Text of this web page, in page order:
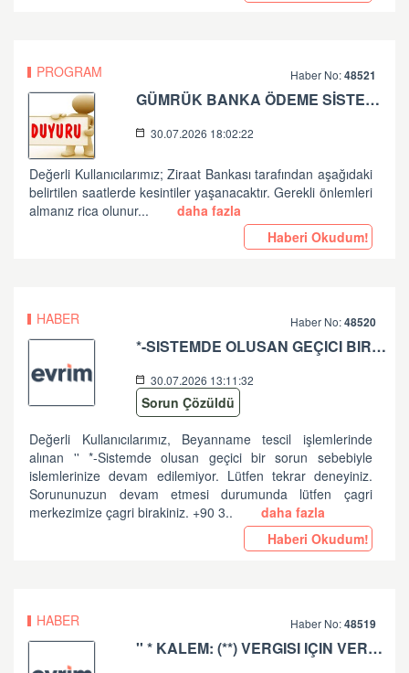
PROGRAM Haber No:48521
GÜMRÜK BANKA ÖDEME SİSTEMLERİ ZİRAAT BANKASI PLANLI ÇALIŞMA HK
30.07.2026 18:02:22
Değerli Kullanıcılarımız; Ziraat Bankası tarafından aşağıdaki
belirtilen saatlerde kesintiler yaşanacaktır. Gerekli önlemleri
almanız rica olunur...
daha fazla
Haberi Okudum!
HABER Haber No:48520
*-SISTEMDE OLUSAN GEÇICI BIR SORUN SEBEBIYLE ISLEMLERINIZE DEVAM EDILEMIYOR. LÜTFEN TEKRAR DENEYINIZ. SORUNUNUZUN DEVAM ETMESI DURUMUNDA LÜTFEN ÇAGRI MERKEZIMIZE ÇAGRI BIRAKINIZ. +90 312 444 84 82 '' HATASI HK
30.07.2026 13:11:32
Sorun Çözüldü
Değerli Kullanıcılarımız, Beyanname tescil işlemlerinde
alınan '' *-Sistemde olusan geçici bir sorun sebebiyle
islemlerinize devam edilemiyor. Lütfen tekrar deneyiniz.
Sorununuzun devam etmesi durumunda lütfen çagri
merkezimize çagri birakiniz. +90 3..
daha fazla
Haberi Okudum!
HABER Haber No:48519
'' * KALEM: (**) VERGISI IÇIN VERGI MATRAHI VE TUTARI ARASINDA UYUMSUZLUK VAR '' HATASI HK